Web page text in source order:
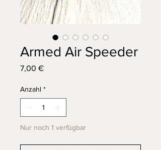
Armed Air Speeder
7,00 €Preis
Anzahl *
Nur noch 1 verfügbar